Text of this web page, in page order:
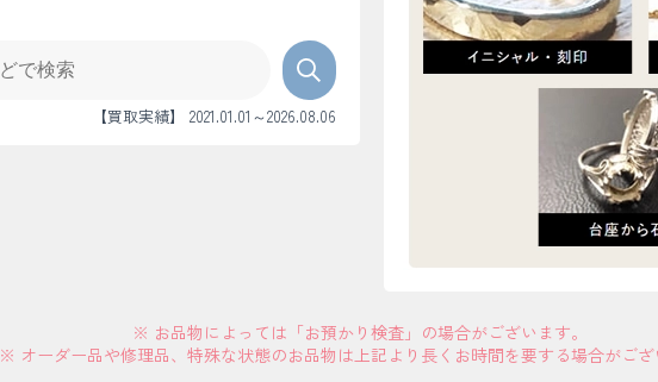
【買取実績】 2021.01.01～2026.08.06
※ お品物によっては「お預かり検査」の場合がございます。
※ オーダー品や修理品、特殊な状態のお品物は上記より長くお時間を要する場合がござ